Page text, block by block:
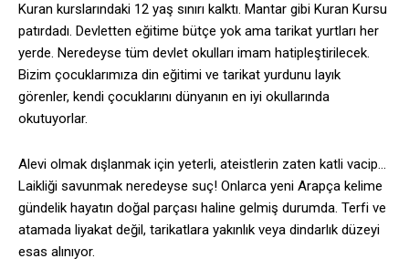
Kuran kurslarındaki 12 yaş sınırı kalktı. Mantar gibi Kuran Kursu
patırdadı. Devletten eğitime bütçe yok ama tarikat yurtları her
yerde. Neredeyse tüm devlet okulları imam hatipleştirilecek.
Bizim çocuklarımıza din eğitimi ve tarikat yurdunu layık
görenler, kendi çocuklarını dünyanın en iyi okullarında
okutuyorlar.
Alevi olmak dışlanmak için yeterli, ateistlerin zaten katli vacip…
Laikliği savunmak neredeyse suç! Onlarca yeni Arapça kelime
gündelik hayatın doğal parçası haline gelmiş durumda. Terfi ve
atamada liyakat değil, tarikatlara yakınlık veya dindarlık düzeyi
esas alınıyor.